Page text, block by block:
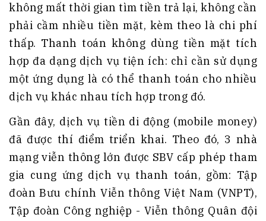
không mất thời gian tìm tiền trả lại, không cần
phải cầm nhiều tiền mặt, kèm theo là chi phí
thấp. Thanh toán không dùng tiền mặt tích
hợp đa dạng dịch vụ tiện ích: chỉ cần sử dụng
một ứng dụng là có thể thanh toán cho nhiều
dịch vụ khác nhau tích hợp trong đó.
Gần đây, dịch vụ tiền di động (mobile money)
đã được thí điểm triển khai. Theo đó, 3 nhà
mạng viễn thông lớn được SBV cấp phép tham
gia cung ứng dịch vụ thanh toán, gồm: Tập
đoàn Bưu chính Viễn thông Việt Nam (VNPT),
Tập đoàn Công nghiệp - Viễn thông Quân đội